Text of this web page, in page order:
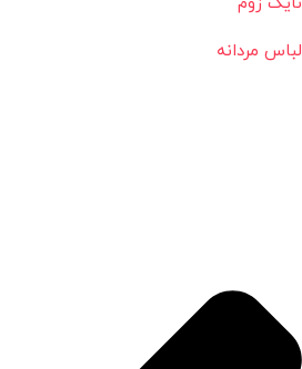
لباس مردانه